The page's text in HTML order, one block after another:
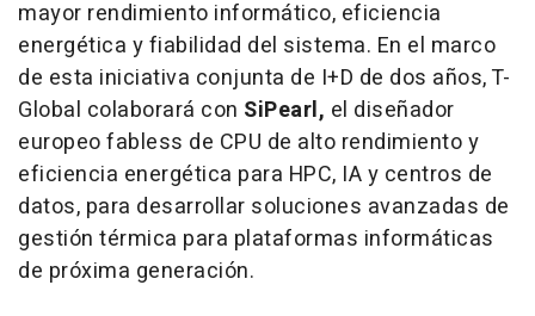
mayor rendimiento informático, eficiencia
energética y fiabilidad del sistema. En el marco
de esta iniciativa conjunta de I+D de dos años, T-
Global colaborará con SiPearl, el diseñador
europeo fabless de CPU de alto rendimiento y
eficiencia energética para HPC, IA y centros de
datos, para desarrollar soluciones avanzadas de
gestión térmica para plataformas informáticas
de próxima generación.